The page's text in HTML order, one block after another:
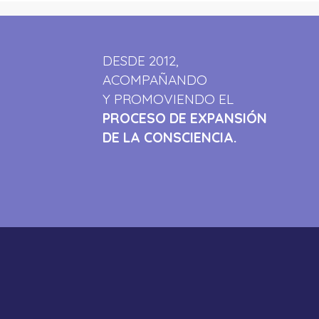
DESDE 2012,
ACOMPAÑANDO
Y PROMOVIENDO EL
PROCESO DE EXPANSIÓN
DE LA CONSCIENCIA.